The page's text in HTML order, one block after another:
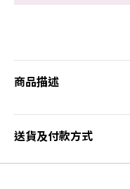
商品描述
送貨及付款方式